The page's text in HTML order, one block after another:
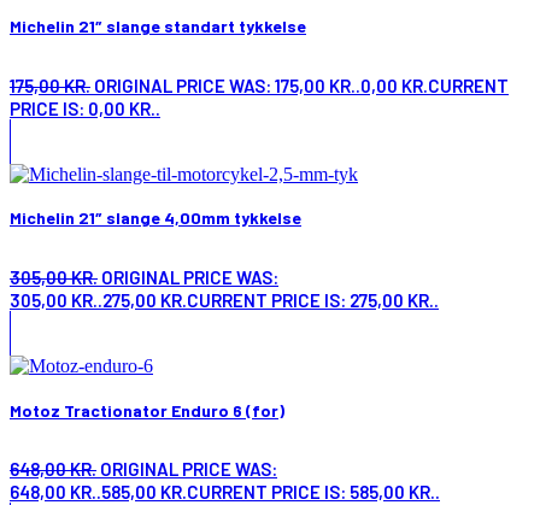
Michelin 21″ slange standart tykkelse
175,00KR. ORIGINAL PRICE WAS: 175,00 KR..0,00 KR.CURRENT
PRICE IS: 0,00 KR..
Michelin 21″ slange 4,00mm tykkelse
305,00KR. ORIGINAL PRICE WAS:
305,00 KR..275,00 KR.CURRENT PRICE IS: 275,00 KR..
Motoz Tractionator Enduro 6 (for)
648,00KR. ORIGINAL PRICE WAS:
648,00 KR..585,00 KR.CURRENT PRICE IS: 585,00 KR..